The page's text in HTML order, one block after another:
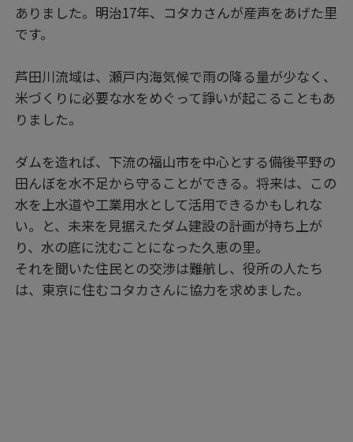
ありました。明治17年、コタカさんが産声をあげた里
です。
芦田川流域は、瀬戸内海気候で雨の降る量が少なく、
米づくりに必要な水をめぐって諍いが起こることもあ
りました。
ダムを造れば、下流の福山市を中心とする備後平野の
田んぼを水不足から守ることができる。将来は、この
水を上水道や工業用水として活用できるかもしれな
い。と、未来を見据えたダム建設の計画が持ち上が
り、水の底に沈むことになった久恵の里。
それを聞いた住民との交渉は難航し、役所の人たち
は、東京に住むコタカさんに協力を求めました。